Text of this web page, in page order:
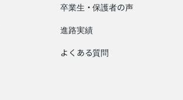
卒業生・保護者の声
進路実績
よくある質問